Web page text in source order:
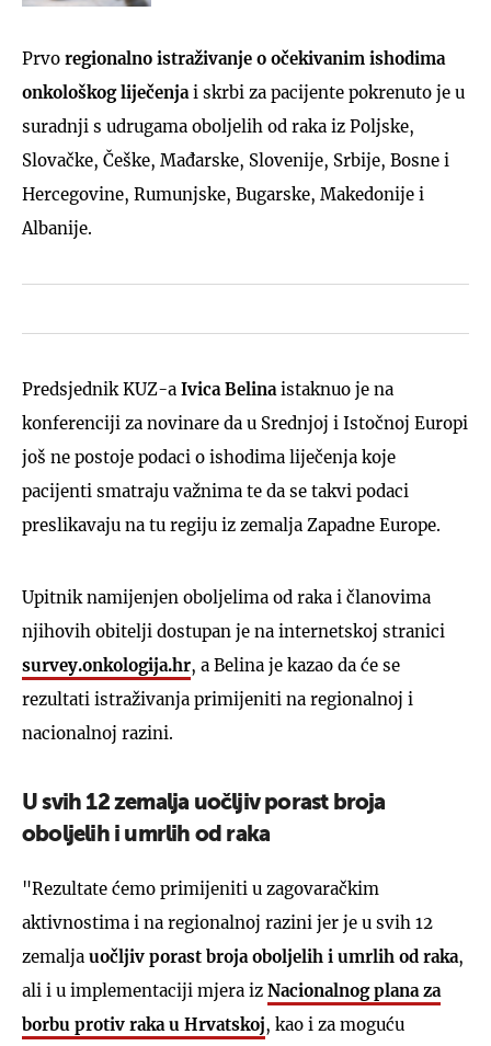
Prvo regionalno istraživanje o očekivanim ishodima
onkološkog liječenja i skrbi za pacijente pokrenuto je u
suradnji s udrugama oboljelih od raka iz Poljske,
Slovačke, Češke, Mađarske, Slovenije, Srbije, Bosne i
Hercegovine, Rumunjske, Bugarske, Makedonije i
Albanije.
Predsjednik KUZ-a Ivica Belina istaknuo je na
konferenciji za novinare da u Srednjoj i Istočnoj Europi
još ne postoje podaci o ishodima liječenja koje
pacijenti smatraju važnima te da se takvi podaci
preslikavaju na tu regiju iz zemalja Zapadne Europe.
Upitnik namijenjen oboljelima od raka i članovima
njihovih obitelji dostupan je na internetskoj stranici
survey.onkologija.hr, a Belina je kazao da će se
rezultati istraživanja primijeniti na regionalnoj i
nacionalnoj razini.
U svih 12 zemalja uočljiv porast broja
oboljelih i umrlih od raka
"Rezultate ćemo primijeniti u zagovaračkim
aktivnostima i na regionalnoj razini jer je u svih 12
zemalja uočljiv porast broja oboljelih i umrlih od raka,
ali i u implementaciji mjera iz Nacionalnog plana za
borbu protiv raka u Hrvatskoj, kao i za moguću